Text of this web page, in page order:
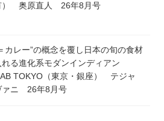
） 奥原直人 26年8月号
カレー”の概念を覆し日本の旬の食材
れる進化系モダンインディアン
TOKYO（東京・銀座） テジャ
ァニ 26年8月号